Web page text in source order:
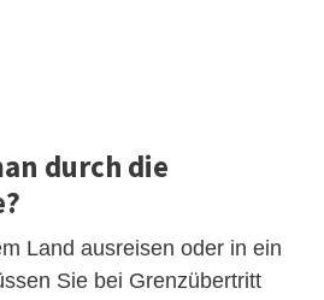
durch die
Land ausreisen oder in ein
Sie bei Grenzübertritt